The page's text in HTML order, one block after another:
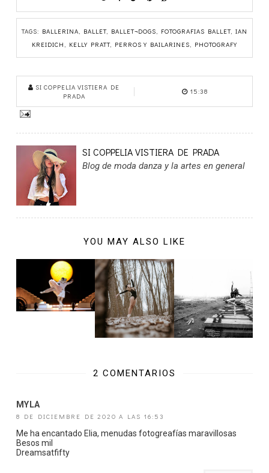
TAGS: BALLERINA BALLET, BALLET¬DOGS FOTOGRAFIAS BALLET, IAN
KREIDICH
KELLY PRATT, PERROS Y BAILARINES PHOTOGRAFY
SI COPPELIA VISTIERA DE
PRADA
15:38
SI COPPELIA VISTIERA DE PRADA
Blog de moda danza y la artes en general
YOU MAY ALSO LIKE
2 COMENTARIOS
MYLA
8 DE DICIEMBRE DE 2020 A LAS 16:53
Me ha encantado Elia, menudas fotogreafías maravillosas
Besos mil
Dreamsatfifty